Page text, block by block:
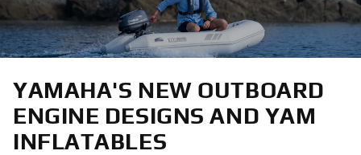
YAMAHA'S NEW OUTBOARD
ENGINE DESIGNS AND YAM
INFLATABLES